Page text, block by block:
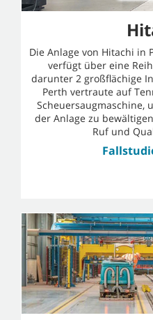
Die Anlage von Hitachi in
verfügt über eine
darunter 2 großflächige
Perth vertraute auf
Scheuersaugmaschine,
der Anlage zu
Ruf und